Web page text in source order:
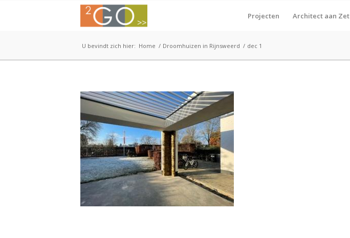
Projecten Architect aan Zet
U bevindt zich hier: Home / Droomhuizen in Rijnsweerd / dec 1